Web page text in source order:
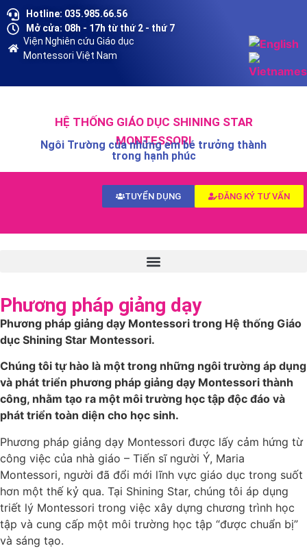
Hotline: 035.985.66.56
Mở cửa: 08h - 17h từ thứ 2 - thứ 7
Viện Nghiên cứu Giáo dục
Montessori Việt Nam
HỆ THỐNG GIÁO DỤC SHINING STAR
MONTESSORI
Ngôi Trường của những em bé trưởng thành
trong hạnh phúc
ĐĂNG KÝ TƯ VẤN
TUYỂN DỤNG
Phương pháp giảng dạy
Phương pháp giảng dạy Montessori trong Hệ thống Giáo
dục Shining Star Montessori.
Chúng tôi tự hào là một trong những ngôi trường áp dụng
và phát triển phương pháp giảng dạy Montessori thành
công, nhằm tạo ra một môi trường học tập độc đáo và
phát triển toàn diện cho học sinh.
Phương pháp giảng dạy Montessori được lấy cảm hứng từ
công việc của nhà giáo – Tiến sĩ người Ý, Maria
Montessori, người đã đổi mới lĩnh vực giáo dục trong suốt
hơn một thế kỷ qua. Tại Shining Star, chúng tôi áp dụng
triết lý Montessori trong việc xây dựng chương trình học
tập và cung cấp một môi trường học tập “được chuẩn bị”
và sáng tạo.